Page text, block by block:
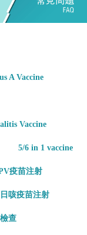
A Vaccine
Vaccine
5/6 in 1 vaccine
疫苗注射
咳疫苗注射
查